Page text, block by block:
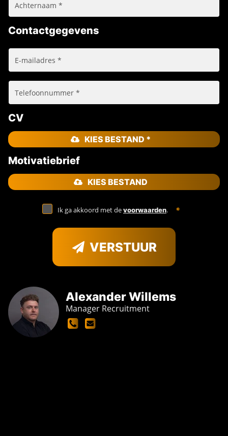
Alexander Willems
Manager Recruitment
Contactgegevens
CV
KIES BESTAND *
Motivatiebrief
KIES BESTAND
Ik ga akkoord met devoorwaarden.
VERSTUUR